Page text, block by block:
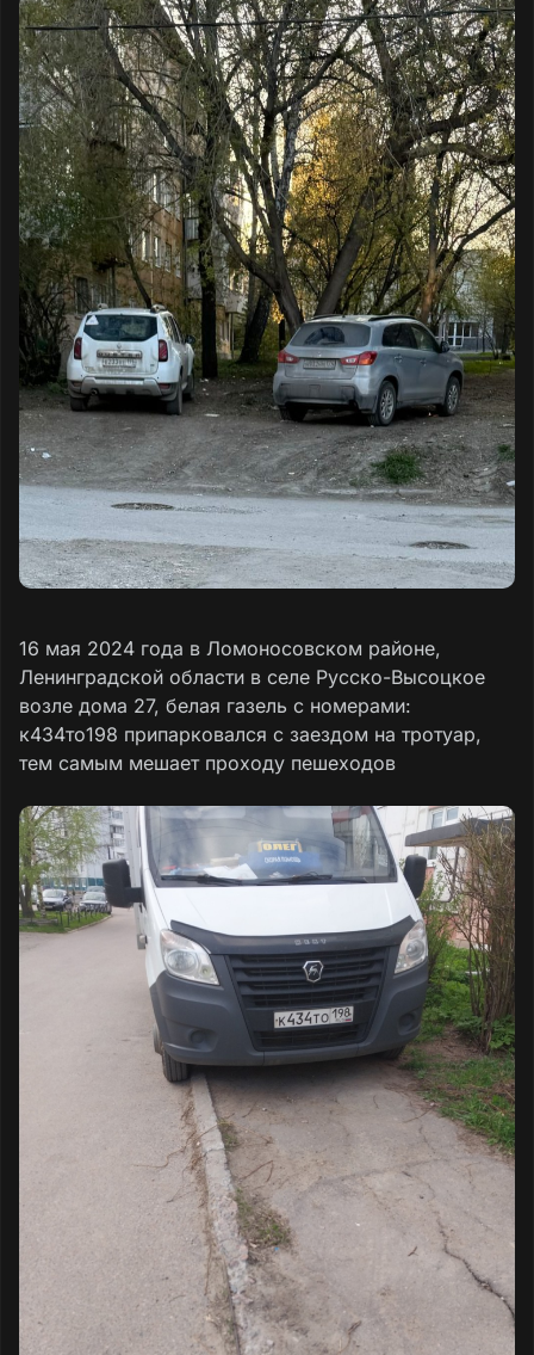
16 мая 2024 года в Ломоносовском районе,
Ленинградской области в селе Русско-Высоцкое
возле дома 27, белая газель с номерами:
к434то198 припарковался с заездом на тротуар,
тем самым мешает проходу пешеходов